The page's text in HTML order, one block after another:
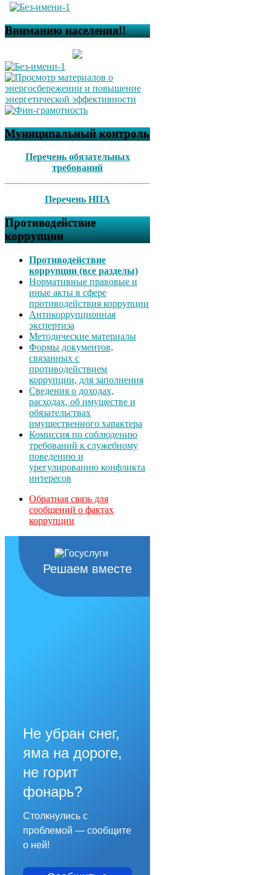
Вниманию населения!!
Муниципальный контроль
Перечень обязательных
требований
Перечень НПА
Противодействие
коррупции
Противодействие
коррупции (все разделы)
Нормативные правовые и
иные акты в сфере
противодействия коррупции
Антикоррупционная
экспертиза
Методические материалы
Формы документов,
связанных с
противодействием
коррупции, для заполнения
Сведения о доходах,
расходах, об имуществе и
обязательствах
имущественного характера
Комиссия по соблюдению
требований к служебному
поведению и
урегулированию конфликта
интересов
Обратная связь для
сообщений о фактах
коррупции
Решаем вместе
Не убран снег,
яма на дороге,
не горит
фонарь?
Столкнулись с
проблемой — сообщите
о ней!